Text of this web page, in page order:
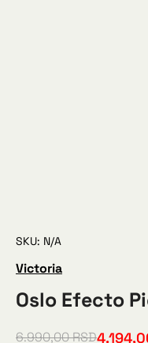
SKU: N/A
Victoria
Oslo Efecto
6.990,00RSD